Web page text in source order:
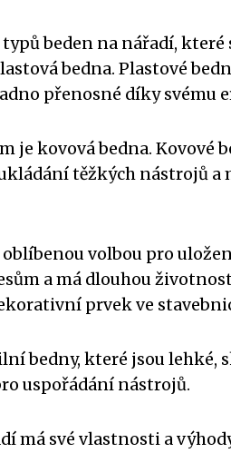
beden na nářadí,
bedna. Plastové
přenosné díky
je kovová bedna. Kovové
těžkých nástrojů
volbou pro
a má dlouhou
prvek ve
bedny, které jsou lehké,
uspořádání nástrojů.
má své vlastnosti a